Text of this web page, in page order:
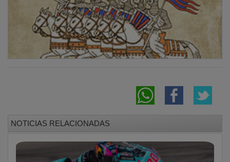
David Alonso buscará en Sachsenring el
tercer podio consecutivo